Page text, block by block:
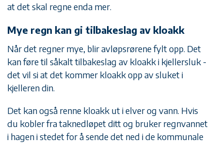
at det skal regne enda mer.
Mye regn kan gi tilbakeslag av kloakk
Når det regner mye, blir avløpsrørene fylt opp. Det
kan føre til såkalt tilbakeslag av kloakk i kjellersluk -
det vil si at det kommer kloakk opp av sluket i
kjelleren din.
Det kan også renne kloakk ut i elver og vann. Hvis
du kobler fra taknedløpet ditt og bruker regnvannet
i hagen i stedet for å sende det ned i de kommunale